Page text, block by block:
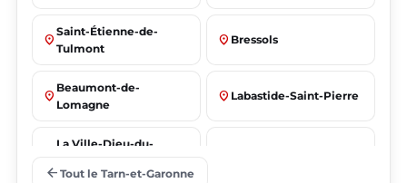
place
Saint-Étienne-de-
Tulmont
place Bressols
place
Beaumont-de-
Lomagne
place Labastide-Saint-Pierre
La Ville-Dieu-du-
arrow_back Tout le Tarn-et-Garonne